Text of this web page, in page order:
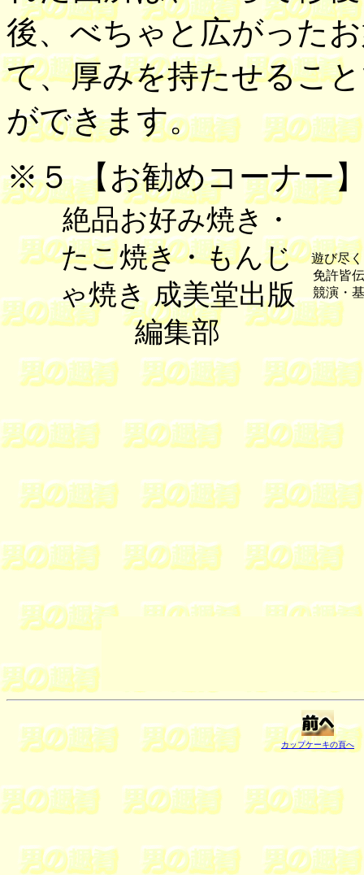
後、べちゃと広がった
て、厚みを持たせるこ
ができます。
※５ 【お勧めコーナー
絶品お好み焼き・
たこ焼き・もんじ
ゃ焼き 成美堂出版
編集部
遊び尽
免許皆
競演・
カップケーキの頁へ